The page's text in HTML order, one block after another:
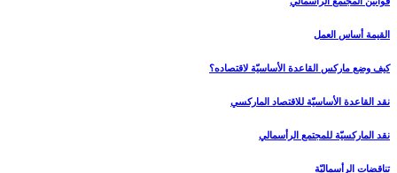
القيمة أساس العمل
كيف وضع ماركس القاعدة الأساسيّة لاقتصاده؟
نقد القاعدة الأساسيّة للاقتصاد الماركسي
نقد الماركسيّة للمجتمع الرأسمالي
تناقضات الرأسماليّة